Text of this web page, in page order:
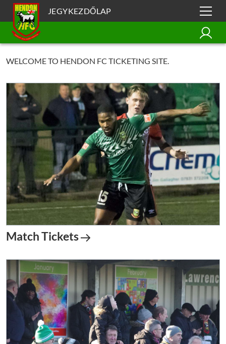
JEGYKEZDŐLAP
WELCOME TO HENDON FC TICKETING SITE.
Match Tickets